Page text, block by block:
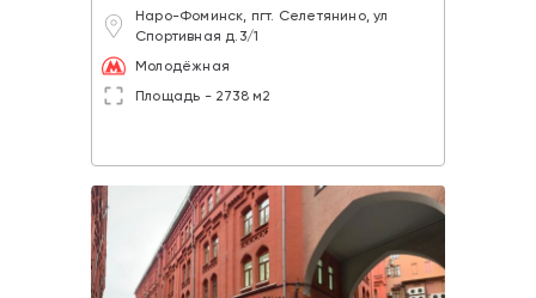
Наро-Фоминск, пгт. Селетянино, ул
Спортивная д.3/1
Молодёжная
Площадь - 2738 м2